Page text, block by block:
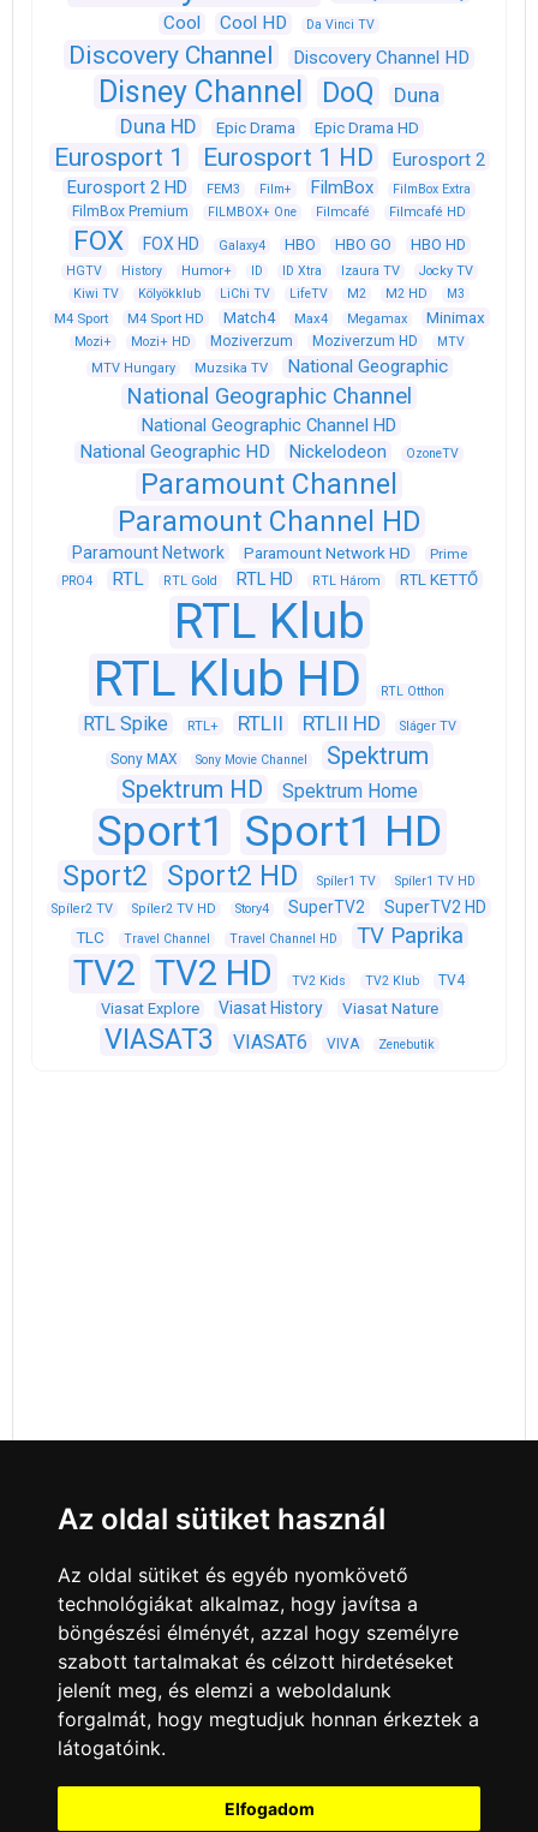
Cool Cool HD Da Vinci TV
Discovery Channel Discovery Channel HD
Disney Channel DoQ
Duna
Duna HD
Epic Drama Epic Drama HD
Eurosport 1 Eurosport 1 HD
Eurosport 2
Eurosport 2 HD
FEM3 Film+ FilmBox FilmBox Extra
FilmBox Premium FILMBOX+ One Filmcafé Filmcafé HD
FOX FOX HD Galaxy4 HBO HBO GO HBO HD
HGTV History Humor+ ID ID Xtra Izaura TV
Jocky TV
Kiwi TV
Kölyökklub LiChi TV LifeTV M2 M2 HD M3
M4 Sport M4 Sport HD Match4 Max4 Megamax Minimax
Mozi+ Mozi+ HD Moziverzum Moziverzum HD
MTV
MTV Hungary
Muzsika TV National Geographic
National Geographic Channel
National Geographic Channel HD
National Geographic HD
Nickelodeon OzoneTV
Paramount Channel
Paramount Channel HD
Paramount Network Paramount Network HD Prime
PRO4 RTL RTL Gold RTL HD RTL Három RTL KETTŐ
RTL Klub
RTL Klub HD
RTL Otthon
RTL Spike RTL+ RTLII RTLII HD Sláger TV
Sony MAX Sony Movie Channel
Spektrum
Spektrum HD
Spektrum Home
Sport1 Sport1 HD
Sport2 Sport2 HD Spíler1 TV
Spíler1 TV HD
Spíler2 TV
Spíler2 TV HD Story4 SuperTV2 SuperTV2 HD
TLC Travel Channel Travel Channel HD TV Paprika
TV2 TV2 HD TV2 Kids TV2 Klub TV4
Viasat Explore Viasat History Viasat Nature
VIASAT3 VIASAT6 VIVA Zenebutik
Minden jog fenntartva © 2008 - 2026
Az oldal sütiket használ
Az oldal sütiket és egyéb nyomkövető
technológiákat alkalmaz, hogy javítsa a
böngészési élményét, azzal hogy személyre
szabott tartalmakat és célzott hirdetéseket
jelenít meg, és elemzi a weboldalunk
forgalmát, hogy megtudjuk honnan érkeztek a
látogatóink.
Elfogadom